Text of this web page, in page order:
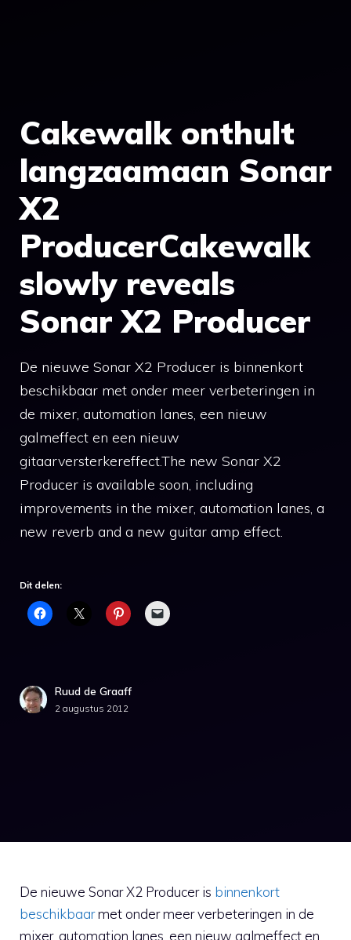
Cakewalk onthult
langzaamaan Sonar
X2
ProducerCakewalk
slowly reveals
Sonar X2 Producer
De nieuwe Sonar X2 Producer is binnenkort
beschikbaar met onder meer verbeteringen in
de mixer, automation lanes, een nieuw
galmeffect en een nieuw
gitaarversterkereffect.The new Sonar X2
Producer is available soon, including
improvements in the mixer, automation lanes, a
new reverb and a new guitar amp effect.
Dit delen:
Ruud de Graaff
2 augustus 2012
De nieuwe Sonar X2 Producer is binnenkort
beschikbaarmet onder meer verbeteringen in de
mixer, automation lanes, een nieuw galmeffect en